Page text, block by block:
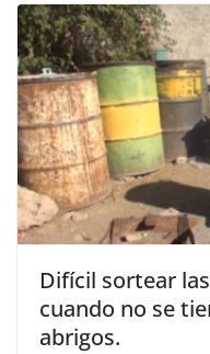
Difícil sortear
cuando no se
abrigos.